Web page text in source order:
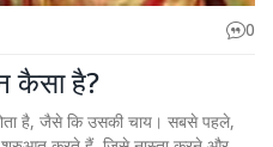
0
कैसा है?
है, जैसे कि उसकी चाय। सबसे पहले,